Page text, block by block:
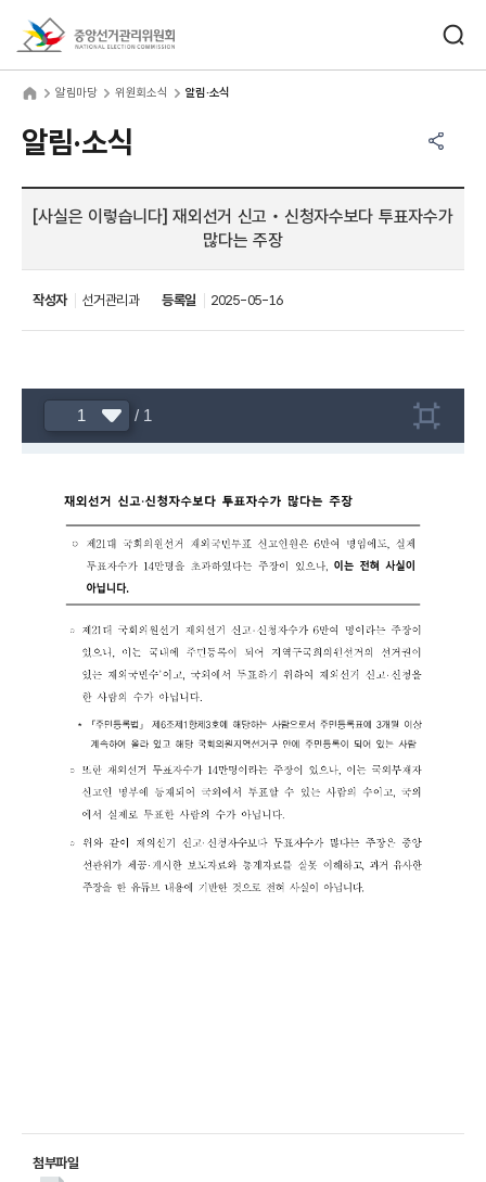
알림마당 위원회소식 알림·소식
알림·소식
[사실은 이렇습니다] 재외선거 신고‧신청자수보다 투표자수가
많다는 주장
작성자 선거관리과 등록일 2025-05-16
첨부파일